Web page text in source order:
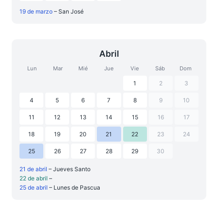
19 de marzo – San José
Abril
Lun Mar Mié Jue Vie Sáb Dom
1 2 3
4 5 6 7 8 9 10
11 12 13 14 15 16 17
18 19 20 21 22 23 24
25 26 27 28 29 30
21 de abril – Jueves Santo
22 de abril –
25 de abril – Lunes de Pascua